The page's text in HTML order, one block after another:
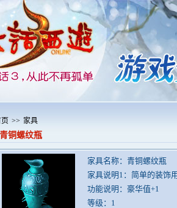
>> 家具
铜螺纹瓶
家具名称：青铜螺纹瓶
家具说明1：简单的装饰
功能说明：豪华值+1
等级：1